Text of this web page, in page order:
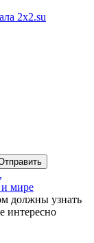
2x2.su
,
и мире
должны узнать
интересно